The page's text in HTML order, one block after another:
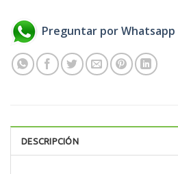
Preguntar por Whatsapp
DESCRIPCIÓN